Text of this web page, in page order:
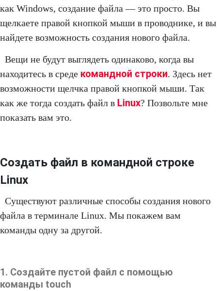
как Windows, создание файла — это просто. Вы
щелкаете правой кнопкой мыши в проводнике, и вы
найдете возможность создания нового файла.
Вещи не будут выглядеть одинаково, когда вы
находитесь в среде командной строки. Здесь нет
возможности щелчка правой кнопкой мыши. Так
как же тогда создать файл в Linux? Позвольте мне
показать вам это.
Создать файл в командной строке
Linux
Существуют различные способы создания нового
файла в терминале Linux. Мы покажем вам
команды одну за другой.
1. Создайте пустой файл с помощью
команды touch